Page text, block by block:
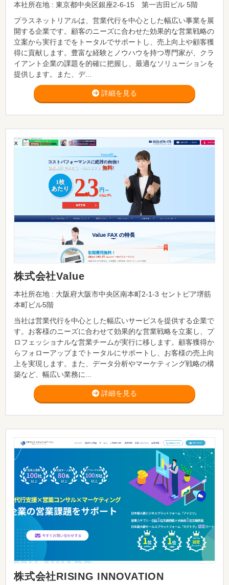
本社所在地 : 東京都中央区銀座2-6-15 第一吉田ビル 5階
プラスネットリアルは、営業代行を中心とした幅広い事業を展
開する企業です。顧客のニーズに合わせた効果的な営業戦略の
立案から実行までをトータルでサポートし、売上向上や顧客獲
得に貢献します。豊富な経験とノウハウを持つ専門家が、クラ
イアント企業の課題を的確に把握し、最適なソリューションを
提供します。また、デ...
詳細を見る
株式会社Value
本社所在地 : 大阪府大阪市中央区南本町2-1-3 セントピア堺筋
本町ビル5階
当社は営業代行を中心とした幅広いサービスを提供する企業で
す。お客様のニーズに合わせて効果的な営業戦略を立案し、プ
ロフェッショナルな営業チームが実行に移します。顧客獲得か
らフォローアップまでトータルにサポートし、お客様の売上向
上を実現します。また、データ分析やマーケティング戦略の構
築など、幅広い業務に...
詳細を見る
株式会社RISING INNOVATION